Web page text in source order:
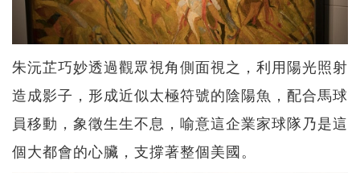
朱沅芷巧妙透過觀眾視角側面視之，利用陽光照射
造成影子，形成近似太極符號的陰陽魚，配合馬球
員移動，象徵生生不息，喻意這企業家球隊乃是這
個大都會的心臟，支撐著整個美國。